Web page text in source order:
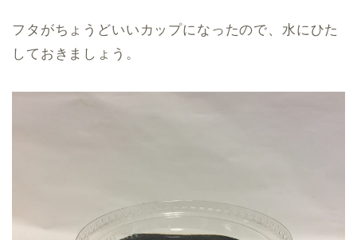
フタがちょうどいいカップになったので、水にひた
しておきましょう。